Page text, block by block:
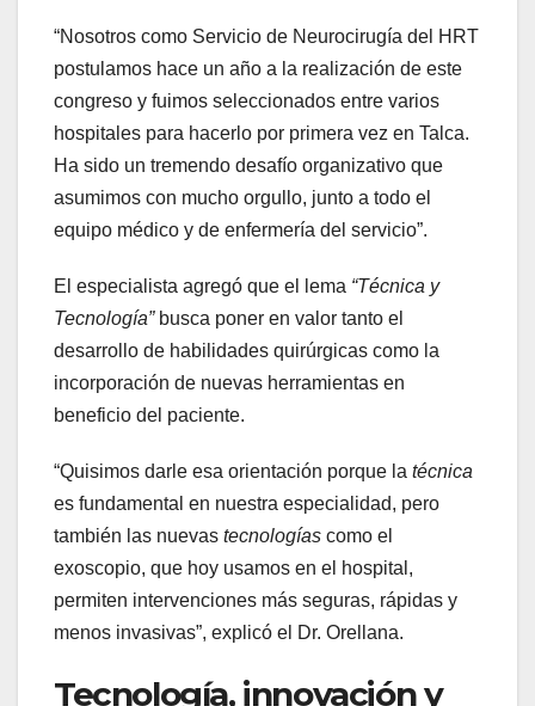
“Nosotros como Servicio de Neurocirugía del HRT
postulamos hace un año a la realización de este
congreso y fuimos seleccionados entre varios
hospitales para hacerlo por primera vez en Talca.
Ha sido un tremendo desafío organizativo que
asumimos con mucho orgullo, junto a todo el
equipo médico y de enfermería del servicio”.
El especialista agregó que el lema “Técnica y
Tecnología”busca poner en valor tanto el
desarrollo de habilidades quirúrgicas como la
incorporación de nuevas herramientas en
beneficio del paciente.
“Quisimos darle esa orientación porque la técnica
es fundamental en nuestra especialidad, pero
también las nuevas tecnologías como el
exoscopio, que hoy usamos en el hospital,
permiten intervenciones más seguras, rápidas y
menos invasivas”, explicó el Dr. Orellana.
Tecnología, innovación y